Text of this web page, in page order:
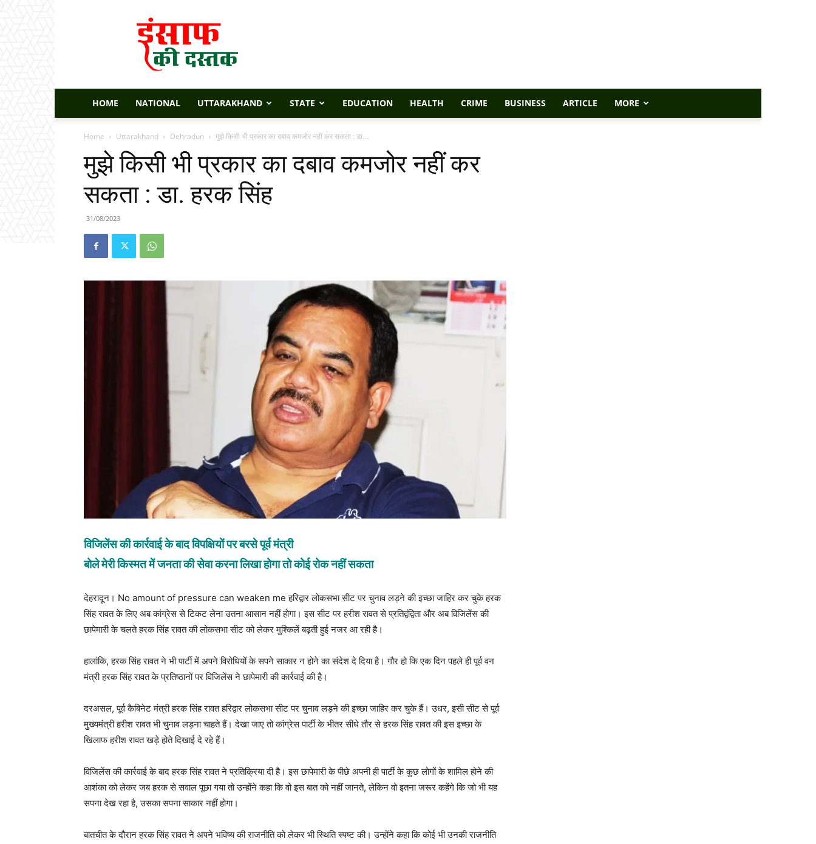
Insaaf
Ki
Dastak
HOME NATIONAL UTTARAKHAND STATE EDUCATION HEALTH CRIME BUSINESS ARTICLE MORE
Home Uttarakhand Dehradun मुझे किसी भी प्रकार का दबाव कमजोर नहीं कर सकता : डा....
मुझे किसी भी प्रकार का दबाव कमजोर नहीं कर
सकता : डा. हरक सिंह
31/08/2023
विजिलेंस की कार्रवाई के बाद विपक्षियों पर बरसे पूर्व मंत्री
बोले मेरी किस्मत में जनता की सेवा करना लिखा होगा तो कोई रोक नहीं सकता
देहरादून। No amount of pressure can weaken me हरिद्वार लोकसभा सीट पर चुनाव लड़ने की इच्छा जाहिर कर चुके हरक
सिंह रावत के लिए अब कांग्रेस से टिकट लेना उतना आसान नहीं होगा। इस सीट पर हरीश रावत से प्रतिद्वंद्विता और अब विजिलेंस की
छापेमारी के चलते हरक सिंह रावत की लोकसभा सीट को लेकर मुश्किलें बढ़ती हुई नजर आ रही है।
हालांकि, हरक सिंह रावत ने भी पार्टी में अपने विरोधियों के सपने साकार न होने का संदेश दे दिया है। गौर हो कि एक दिन पहले ही पूर्व वन
मंत्री हरक सिंह रावत के प्रतिष्ठानों पर विजिलेंस ने छापेमारी की कार्रवाई की है।
दरअसल, पूर्व कैबिनेट मंत्री हरक सिंह रावत हरिद्वार लोकसभा सीट पर चुनाव लड़ने की इच्छा जाहिर कर चुके हैं। उधर, इसी सीट से पूर्व
मुुख्यमंत्री हरीश रावत भी चुनाव लड़ना चाहते हैं। देखा जाए तो कांग्रेस पार्टी के भीतर सीधे तौर से हरक सिंह रावत की इस इच्छा के
खिलाफ हरीश रावत खड़े होते दिखाई दे रहे हैं।
विजिलेंस की कार्रवाई के बाद हरक सिंह रावत ने प्रतिक्रिया दी है। इस छापेमारी के पीछे अपनी ही पार्टी के कुछ लोगों के शामिल होने की
आशंका को लेकर जब हरक से सवाल पूछा गया तो उन्होंने कहा कि वो इस बात को नहीं जानते, लेकिन वो इतना जरूर कहेंगे कि जो भी यह
सपना देख रहा है, उसका सपना साकार नहीं होगा।
बातचीत के दौरान हरक सिंह रावत ने अपने भविष्य की राजनीति को लेकर भी स्थिति स्पष्ट की। उन्होंने कहा कि कोई भी उनकी राजनीति